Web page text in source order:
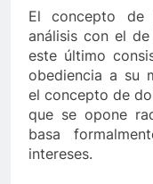
El concepto
análisis con el
este último
obediencia a su
el concepto de
que se opone
basa
intereses.